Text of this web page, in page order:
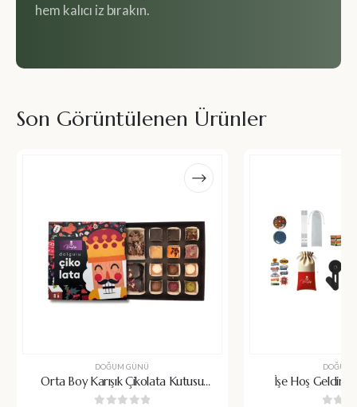
hem kalıcı iz bırakın.
Son Görüntülenen Ürünler
DOĞUM GÜNÜ
Orta Boy Karışık Çikolata Kutusu
23x23cm
DOĞUM
İşe Hoş Geldin